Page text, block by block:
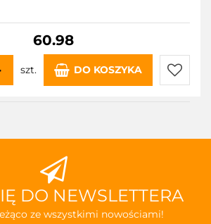
60.98
szt. DO KOSZYKA
Do
DO NEWSLETTERA
ze wszystkimi nowościami!